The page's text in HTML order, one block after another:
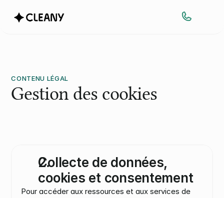
CONTENU LÉGAL
Gestion des cookies
Collecte de données,
cookies et consentement
Pour accéder aux ressources et aux services de